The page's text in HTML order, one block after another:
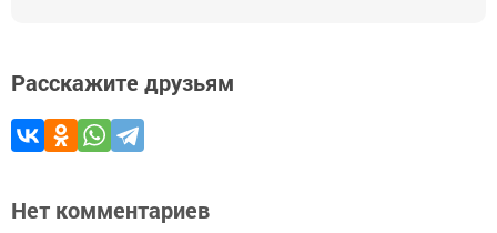
Расскажите друзьям
Нет комментариев